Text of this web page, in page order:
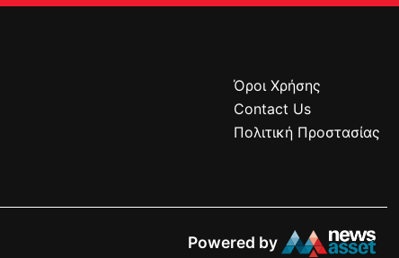
Όροι Χρήσης
Contact Us
Πολιτική Προστασίας
Powered by